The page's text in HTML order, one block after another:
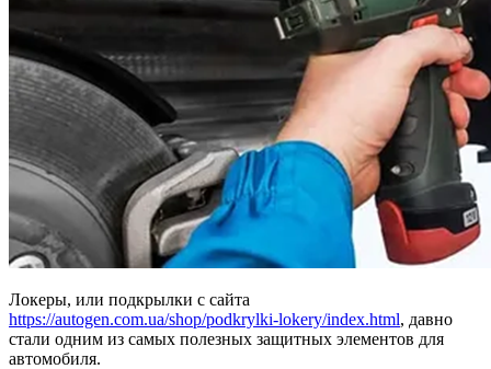
Локеры, или подкрылки с сайта
https://autogen.com.ua/shop/podkrylki-lokery/index.html, давно
стали одним из самых полезных защитных элементов для
автомобиля.